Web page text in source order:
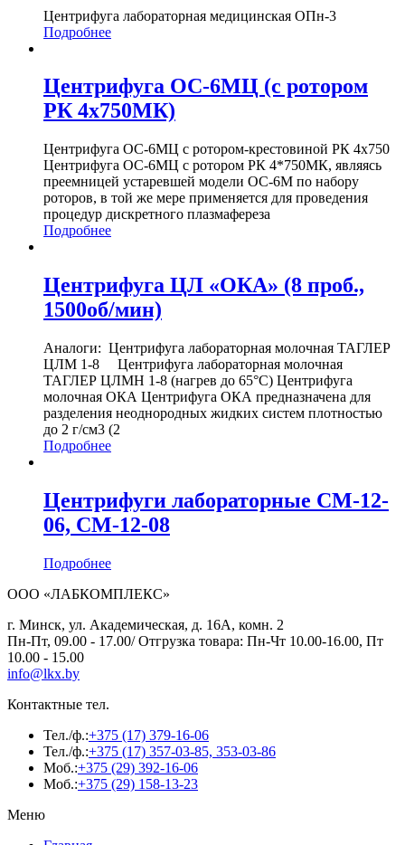
Центрифуга лабораторная медицинская ОПн-3
Подробнее
Центрифуга ОС-6МЦ (с ротором
РК 4х750МК)
Центрифуга ОС-6МЦ с ротором-крестовиной РК 4х750
Центрифуга ОС-6МЦ с ротором РК 4*750МК, являясь
преемницей устаревшей модели ОС-6М по набору
роторов, в той же мере применяется для проведения
процедур дискретного плазмафереза
Подробнее
Центрифуга ЦЛ «ОКА» (8 проб.,
1500об/мин)
Аналоги: Центрифуга лабораторная молочная ТАГЛЕР
ЦЛМ 1-8 Центрифуга лабораторная молочная
ТАГЛЕР ЦЛМН 1-8 (нагрев до 65°С) Центрифуга
молочная ОКА Центрифуга ОКА предназначена для
разделения неоднородных жидких систем плотностью
до 2 г/см3 (2
Подробнее
Центрифуги лабораторные СМ-12-
06, СМ-12-08
Подробнее
ООО «ЛАБКОМПЛЕКС»
г. Минск, ул. Академическая, д. 16А, комн. 2
Пн-Пт, 09.00 - 17.00/ Отгрузка товара: Пн-Чт 10.00-16.00, Пт
10.00 - 15.00
info@lkx.by
Контактные тел.
Тел./ф.:+375 (17) 379-16-06
Тел./ф.:+375 (17) 357-03-85, 353-03-86
Моб.:+375 (29) 392-16-06
Моб.:+375 (29) 158-13-23
Меню